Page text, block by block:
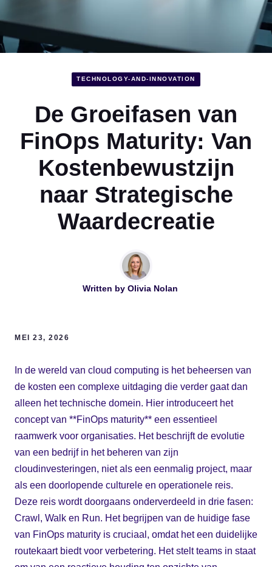
TECHNOLOGY-AND-INNOVATION
De Groeifasen van
FinOps Maturity: Van
Kostenbewustzijn
naar Strategische
Waardecreatie
Written by Olivia Nolan
MEI 23, 2026
In de wereld van cloud computing is het beheersen van
de kosten een complexe uitdaging die verder gaat dan
alleen het technische domein. Hier introduceert het
concept van **FinOps maturity** een essentieel
raamwerk voor organisaties. Het beschrijft de evolutie
van een bedrijf in het beheren van zijn
cloudinvesteringen, niet als een eenmalig project, maar
als een doorlopende culturele en operationele reis.
Deze reis wordt doorgaans onderverdeeld in drie fasen:
Crawl, Walk en Run. Het begrijpen van de huidige fase
van FinOps maturity is cruciaal, omdat het een duidelijke
routekaart biedt voor verbetering. Het stelt teams in staat